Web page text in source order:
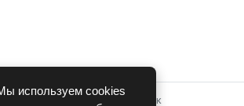
на системе для авторазборок
используем cookies